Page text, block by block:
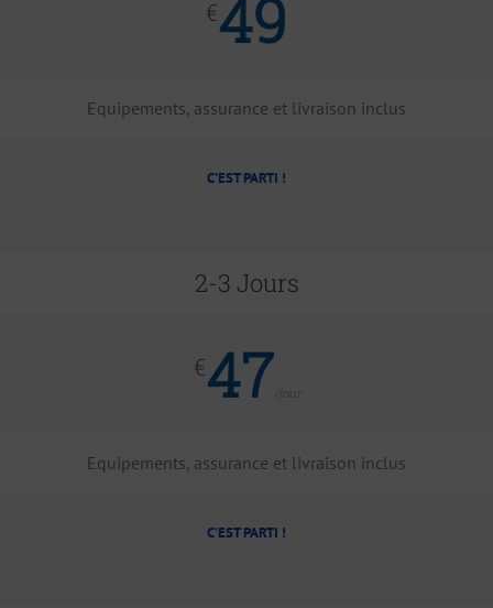
€49
Equipements, assurance et livraison inclus
C’EST PARTI !
2-3 Jours
€47 /jour
Equipements, assurance et livraison inclus
C’EST PARTI !